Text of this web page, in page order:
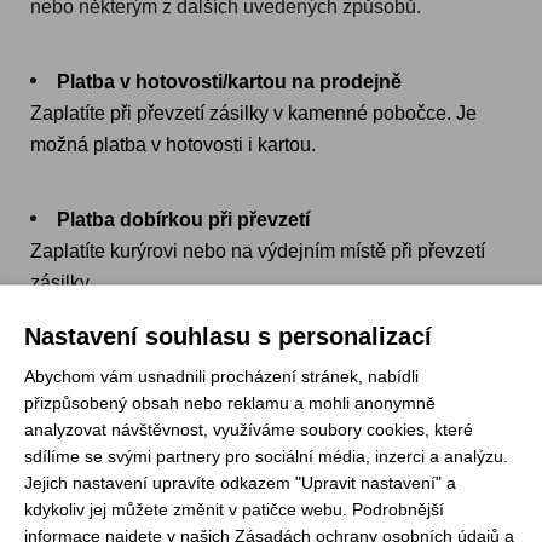
nebo některým z dalších uvedených způsobů.
Platba v hotovosti/kartou na prodejně
Zaplatíte při převzetí zásilky v kamenné pobočce. Je
možná platba v hotovosti i kartou.
Platba dobírkou při převzetí
Zaplatíte kurýrovi nebo na výdejním místě při převzetí
zásilky.
POŠTOVNÉ A DOBĚREČNÉ
Osobní odběr Praha (JUNSHOP, Haškova 7)
Zásilkovna
Balíkovna
Česká pošta (balík Do ruky, Na poštu)
Nastavení souhlasu s personalizací
Abychom vám usnadnili procházení stránek, nabídli
přizpůsobený obsah nebo reklamu a mohli anonymně
analyzovat návštěvnost, využíváme soubory cookies, které
sdílíme se svými partnery pro sociální média, inzerci a analýzu.
Jejich nastavení upravíte odkazem "Upravit nastavení" a
kdykoliv jej můžete změnit v patičce webu. Podrobnější
informace najdete v našich Zásadách ochrany osobních údajů a